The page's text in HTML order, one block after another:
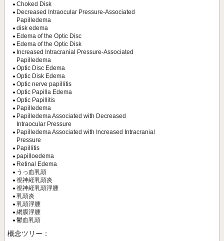
Choked Disk
Decreased Intraocular Pressure-Associated
Papilledema
disk edema
Edema of the Optic Disc
Edema of the Optic Disk
Increased Intracranial Pressure-Associated
Papilledema
Optic Disc Edema
Optic Disk Edema
Optic nerve papillitis
Optic Papilla Edema
Optic Papillitis
Papilledema
Papilledema Associated with Decreased
Intraocular Pressure
Papilledema Associated with Increased Intracranial
Pressure
Papillitis
papilloedema
Retinal Edema
うっ血乳頭
視神経乳頭炎
視神経乳頭浮腫
乳頭炎
乳頭浮腫
網膜浮腫
鬱血乳頭
概念ツリー：